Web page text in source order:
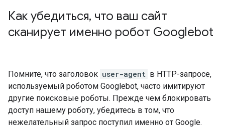
Как убедиться, что ваш сайт
сканирует именно робот Googlebot
Помните, что заголовок user-agent в HTTP-запросе,
используемый роботом Googlebot, часто имитируют
другие поисковые роботы. Прежде чем блокировать
доступ нашему роботу, убедитесь в том, что
нежелательный запрос поступил именно от Google.